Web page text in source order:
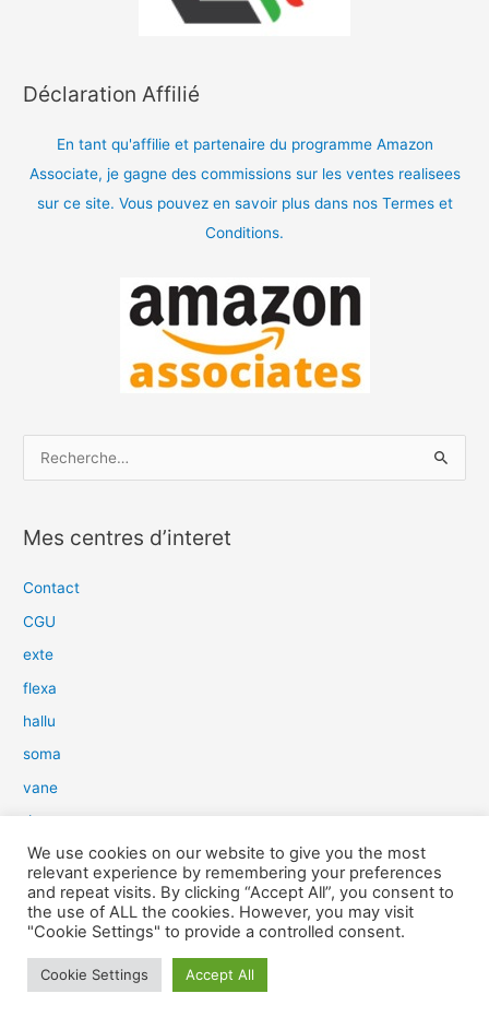
Déclaration Affilié
En tant qu'affilie et partenaire du programme Amazon
Associate, je gagne des commissions sur les ventes realisees
sur ce site. Vous pouvez en savoir plus dans nos Termes et
Conditions.
h
e
e
r
:
Mes centres d’interet
Contact
CGU
exte
flexa
hallu
soma
vane
dow
slim
aure
light
We use cookies on our website to give you the most
relevant experience by remembering your preferences
and repeat visits. By clicking “Accept All”, you consent to
the use of ALL the cookies. However, you may visit
"Cookie Settings" to provide a controlled consent.
Cookie Settings Accept All